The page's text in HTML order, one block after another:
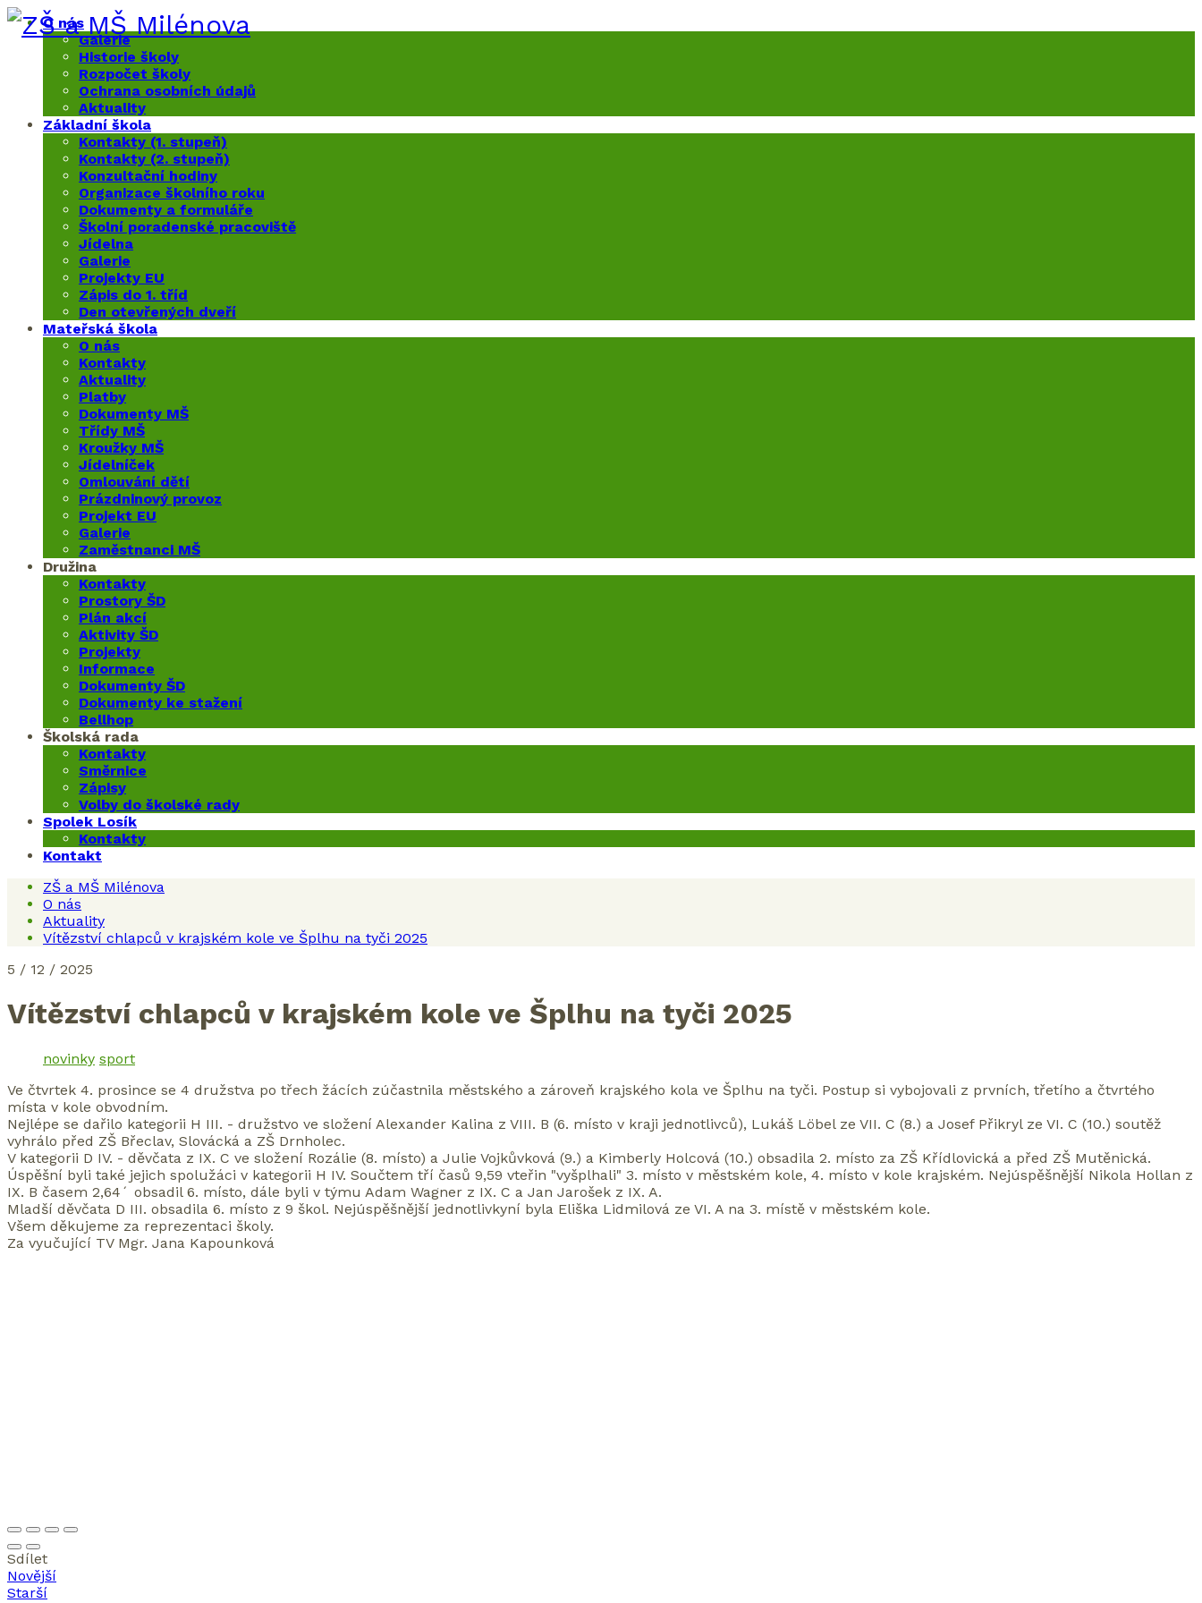
O nás
Galerie
Historie školy
Rozpočet školy
Ochrana osobních údajů
Aktuality
Základní škola
Kontakty (1. stupeň)
Kontakty (2. stupeň)
Konzultační hodiny
Organizace školního roku
Dokumenty a formuláře
Školní poradenské pracoviště
Jídelna
Galerie
Projekty EU
Zápis do 1. tříd
Den otevřených dveří
Mateřská škola
O nás
Kontakty
Aktuality
Platby
Dokumenty MŠ
Třídy MŠ
Kroužky MŠ
Jídelníček
Omlouvání dětí
Prázdninový provoz
Projekt EU
Galerie
Zaměstnanci MŠ
Družina
Kontakty
Prostory ŠD
Plán akcí
Aktivity ŠD
Projekty
Informace
Dokumenty ŠD
Dokumenty ke stažení
Bellhop
Školská rada
Kontakty
Směrnice
Zápisy
Volby do školské rady
Spolek Losík
Kontakty
Kontakt
ZŠ a MŠ Milénova
O nás
Aktuality
Vítězství chlapců v krajském kole ve Šplhu na tyči 2025
5 / 12 / 2025
Vítězství chlapců v krajském kole ve Šplhu na tyči 2025
novinky sport
Ve čtvrtek 4. prosince se 4 družstva po třech žácích zúčastnila městského a zároveň krajského kola ve Šplhu na tyči. Postup si vybojovali z prvních, třetího a čtvrtého
místa v kole obvodním.
Nejlépe se dařilo kategorii H III. - družstvo ve složení Alexander Kalina z VIII. B (6. místo v kraji jednotlivců), Lukáš Löbel ze VII. C (8.) a Josef Přikryl ze VI. C (10.) soutěž
vyhrálo před ZŠ Břeclav, Slovácká a ZŠ Drnholec.
V kategorii D IV. - děvčata z IX. C ve složení Rozálie (8. místo) a Julie Vojkůvková (9.) a Kimberly Holcová (10.) obsadila 2. místo za ZŠ Křídlovická a před ZŠ Mutěnická.
Úspěšní byli také jejich spolužáci v kategorii H IV. Součtem tří časů 9,59 vteřin "vyšplhali" 3. místo v městském kole, 4. místo v kole krajském. Nejúspěšnější Nikola Hollan z
IX. B časem 2,64´ obsadil 6. místo, dále byli v týmu Adam Wagner z IX. C a Jan Jarošek z IX. A.
Mladší děvčata D III. obsadila 6. místo z 9 škol. Nejúspěšnější jednotlivkyní byla Eliška Lidmilová ze VI. A na 3. místě v městském kole.
Všem děkujeme za reprezentaci školy.
Za vyučující TV Mgr. Jana Kapounková
Sdílet
Novější
Starší